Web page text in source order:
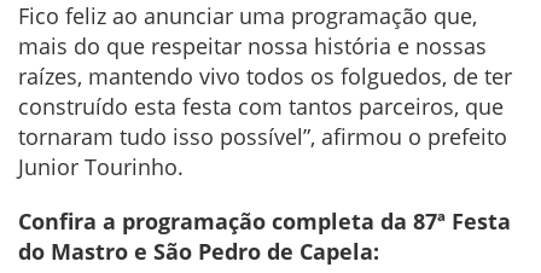
Fico feliz ao anunciar uma programação que,
mais do que respeitar nossa história e nossas
raízes, mantendo vivo todos os folguedos, de ter
construído esta festa com tantos parceiros, que
tornaram tudo isso possível”, afirmou o prefeito
Junior Tourinho.
Confira a programação completa da 87ª Festa
do Mastro e São Pedro de Capela: